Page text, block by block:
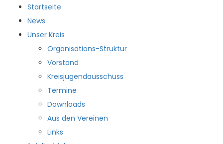
Startseite
News
Unser Kreis
Organisations-Struktur
Vorstand
Kreisjugendausschuss
Termine
Downloads
Aus den Vereinen
Links